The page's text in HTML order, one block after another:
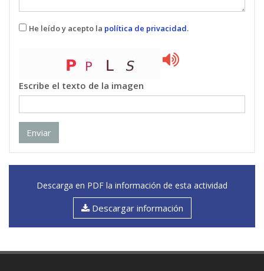
He leído y acepto la política de privacidad.
Escribe el texto de la imagen
Enviar
Descarga en PDF la información de esta actividad
Descargar información